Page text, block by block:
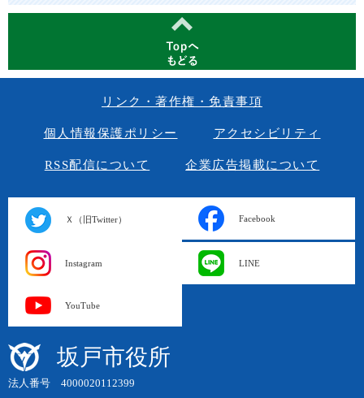
リンク・著作権・免責事項
個人情報保護ポリシー アクセシビリティ
RSS配信について 企業広告掲載について
Ｘ（旧Twitter） Facebook
Instagram LINE
YouTube
坂戸市役所
法人番号 4000020112399